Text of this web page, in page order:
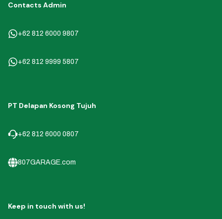
Contacts Admin
+62 812 6000 9807
+62 812 9999 5807
PT Delapan Kosong Tujuh
+62 812 6000 0807
807GARAGE.com
Keep in touch with us!